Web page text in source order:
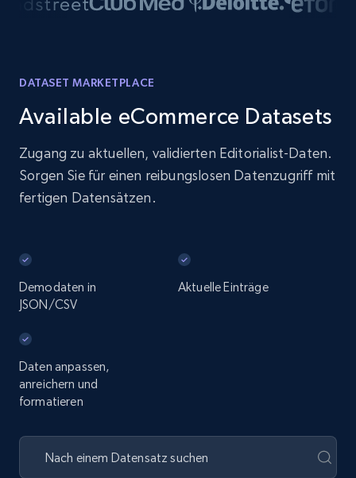
DATASET MARKETPLACE
Available eCommerce Datasets
Zugang zu aktuellen, validierten Editorialist-Daten.
Sorgen Sie für einen reibungslosen Datenzugriff mit
fertigen Datensätzen.
Demodaten in
JSON/CSV
Aktuelle Einträge
Daten anpassen,
anreichern und
formatieren